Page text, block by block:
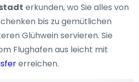
erkunden, wo Sie alles von
bis zu gemütlichen
Glühwein servieren. Sie
Flughafen aus leicht mit
erreichen.